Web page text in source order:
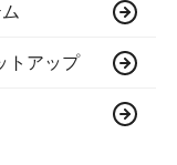
トアップ